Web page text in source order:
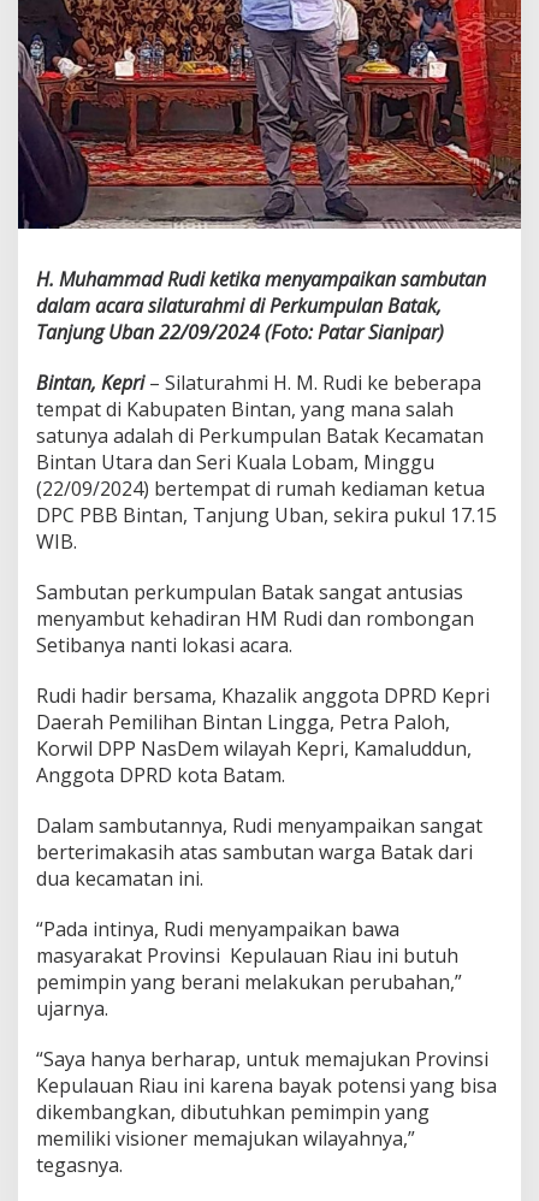
n
t
a
n
M
e
n
y
a
m
b
t
K
e
d
t
a
g
a
n
H
u
d
i
H. Muhammad Rudi ketika menyampaikan sambutan
dalam acara silaturahmi di Perkumpulan Batak,
Tanjung Uban 22/09/2024 (Foto: Patar Sianipar)
Bintan, Kepri– Silaturahmi H. M. Rudi ke beberapa
tempat di Kabupaten Bintan, yang mana salah
satunya adalah di Perkumpulan Batak Kecamatan
Bintan Utara dan Seri Kuala Lobam, Minggu
(22/09/2024) bertempat di rumah kediaman ketua
DPC PBB Bintan, Tanjung Uban, sekira pukul 17.15
WIB.
Sambutan perkumpulan Batak sangat antusias
menyambut kehadiran HM Rudi dan rombongan
Setibanya nanti lokasi acara.
Rudi hadir bersama, Khazalik anggota DPRD Kepri
Daerah Pemilihan Bintan Lingga, Petra Paloh,
Korwil DPP NasDem wilayah Kepri, Kamaluddun,
Anggota DPRD kota Batam.
Dalam sambutannya, Rudi menyampaikan sangat
berterimakasih atas sambutan warga Batak dari
dua kecamatan ini.
“Pada intinya, Rudi menyampaikan bawa
masyarakat Provinsi Kepulauan Riau ini butuh
pemimpin yang berani melakukan perubahan,”
ujarnya.
“Saya hanya berharap, untuk memajukan Provinsi
Kepulauan Riau ini karena bayak potensi yang bisa
dikembangkan, dibutuhkan pemimpin yang
memiliki visioner memajukan wilayahnya,”
tegasnya.